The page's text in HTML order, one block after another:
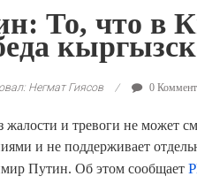
То, что в
Негмат Гиясов 0
жалости и тревоги не может
и не поддерживает
Путин. Об этом сообщает